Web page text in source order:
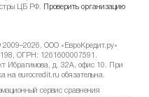
-0.1%
+0.06%
ЦБ РФ.
Проверить организацию
2009–2026, ООО «ЕвроКредит.ру»
ОГРН: 1261600007591.
Ибрагимова, д. 32А, офис 10. При
на eurocredit.ru обязательна.
сервис сравнения